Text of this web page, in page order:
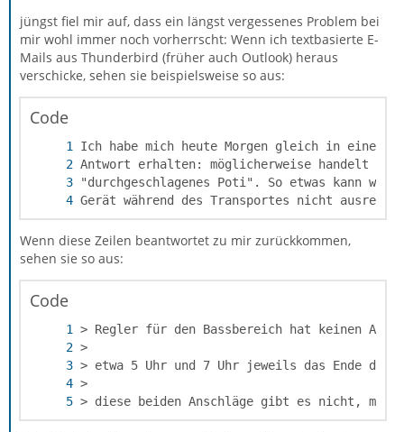
jüngst fiel mir auf, dass ein längst vergessenes Problem bei
mir wohl immer noch vorherrscht: Wenn ich textbasierte E-
Mails aus Thunderbird (früher auch Outlook) heraus
verschicke, sehen sie beispielsweise so aus:
Code
Gerät während des Transportes nicht
Wenn diese Zeilen beantwortet zu mir zurückkommen,
sehen sie so aus:
Code
> diese beiden Anschläge gibt es nicht, man